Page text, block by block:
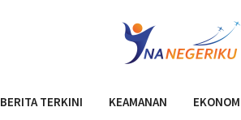
BERITA TERKINI KEAMANAN